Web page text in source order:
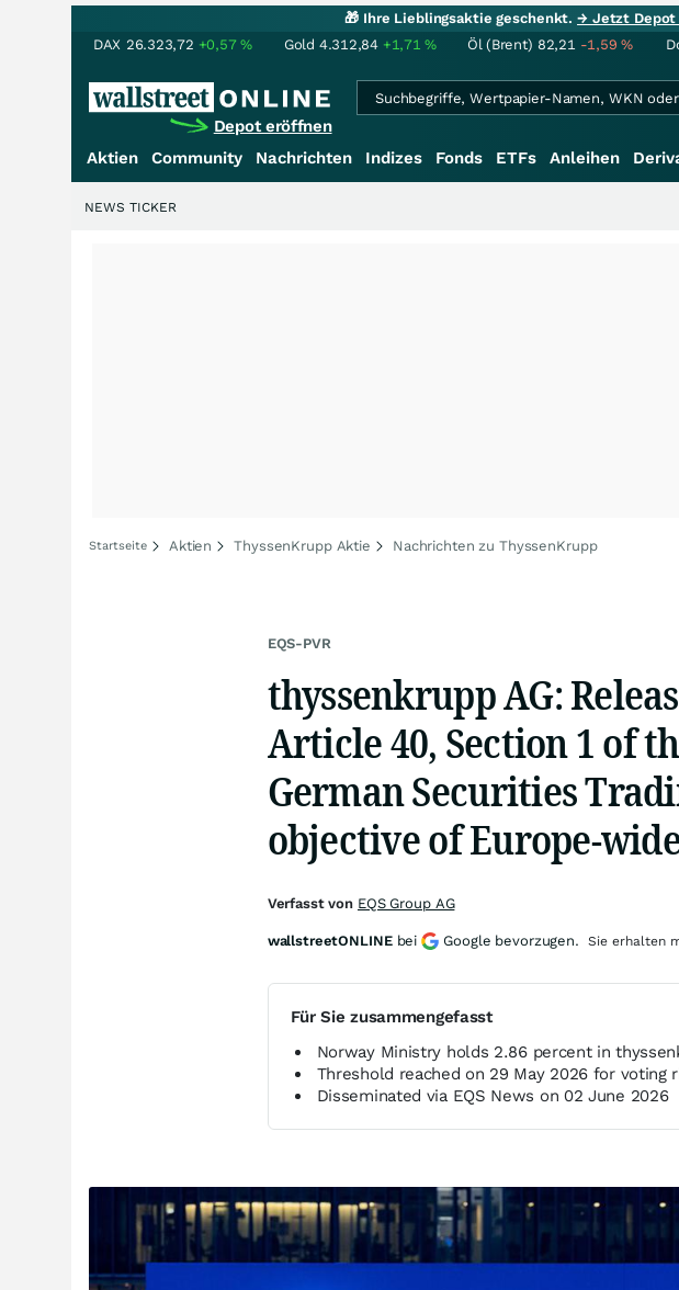
🎁 Ihre Lieblingsaktie geschenkt.→ Jetzt Depot
DAX 26.323,72 +0,57% Gold 4.312,84 +1,71% Öl (Brent) 82,21 -1,59%
Depot eröffnen
Aktien Community Nachrichten Indizes Fonds ETFs Anleihen
NEWS TICKER
Startseite Aktien ThyssenKrupp Aktie Nachrichten zu ThyssenKrupp
EQS-PVR
thyssenkrupp AG:
Article 40, Section 1 of
German Securities
objective of Europe-
Für Sie zusammengefasst
Norway Ministry holds 2.86 percent in
Threshold reached on 29 May 2026 for voting
Disseminated via EQS News on 02 June 2026
Verfasst von EQS Group AG
wallstreetONLINE bei Google bevorzugen. Sie erhalten